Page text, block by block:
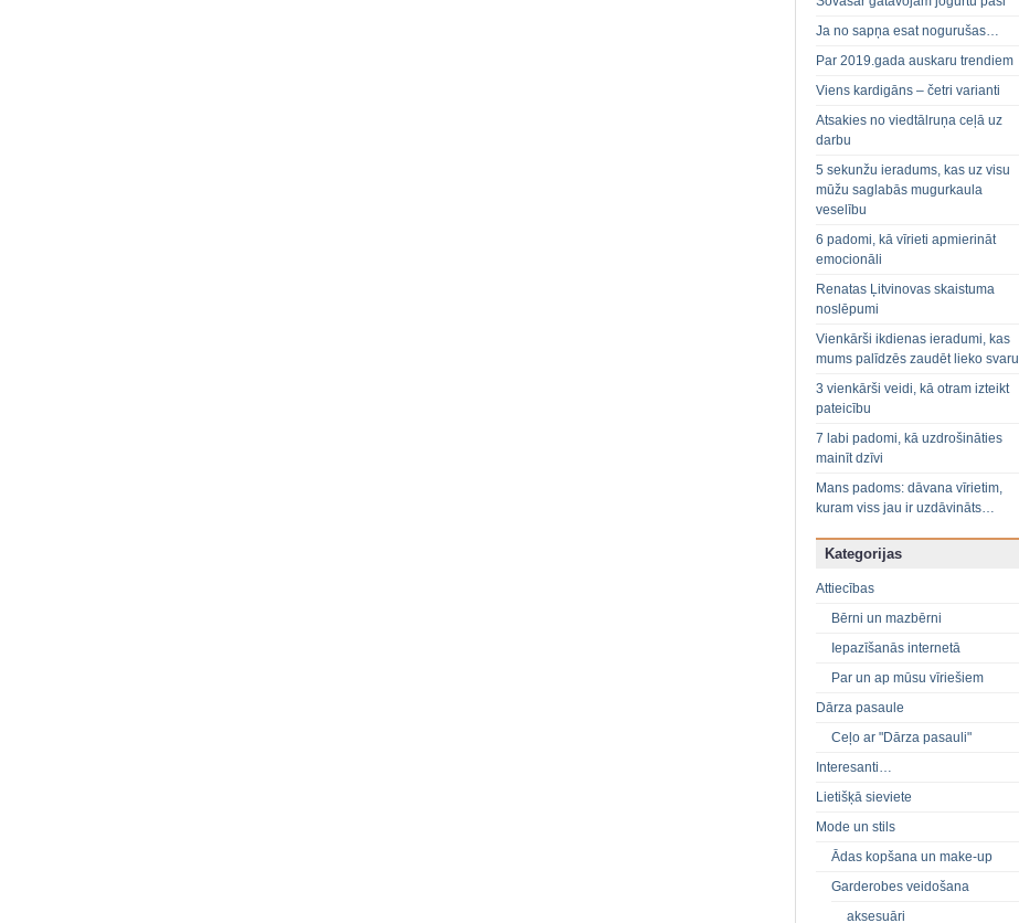
Ja no sapņa esat nogurušas…
Par 2019.gada auskaru trendiem
Viens kardigāns – četri varianti
Atsakies no viedtālruņa ceļā uz
darbu
5 sekunžu ieradums, kas uz visu
mūžu saglabās mugurkaula
veselību
6 padomi, kā vīrieti apmierināt
emocionāli
Renatas Ļitvinovas skaistuma
noslēpumi
Vienkārši ikdienas ieradumi, kas
mums palīdzēs zaudēt lieko svaru
3 vienkārši veidi, kā otram izteikt
pateicību
7 labi padomi, kā uzdrošināties
mainīt dzīvi
Mans padoms: dāvana vīrietim,
kuram viss jau ir uzdāvināts…
Kategorijas
Attiecības
Bērni un mazbērni
Iepazīšanās internetā
Par un ap mūsu vīriešiem
Dārza pasaule
Ceļo ar "Dārza pasauli"
Interesanti…
Lietišķā sieviete
Mode un stils
Ādas kopšana un make-up
Garderobes veidošana
aksesuāri